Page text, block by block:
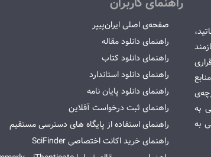
به
به
صفحه‌ی اصلی ایران‌پیپر
راهنمای دانلود مقاله
راهنمای دانلود کتاب
راهنمای دانلود استاندارد
راهنمای دانلود پایان نامه
راهنمای ثبت درخواست آفلاین
راهنمای استفاده از پایگاه های دسترسی مستقیم
راهنمای خرید اکانت اختصاصی SciFinder